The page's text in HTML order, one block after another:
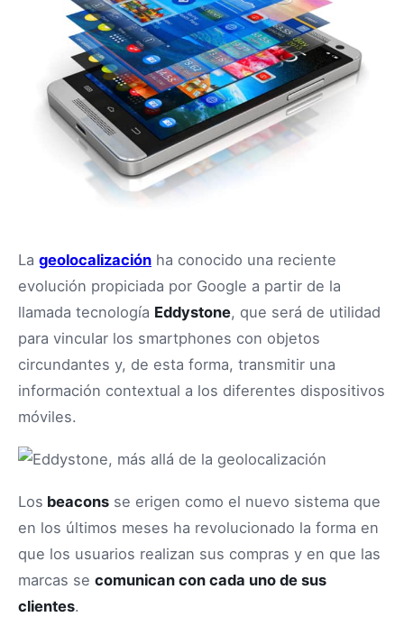
La geolocalización ha conocido una reciente
evolución propiciada por Google a partir de la
llamada tecnología Eddystone, que será de utilidad
para vincular los smartphones con objetos
circundantes y, de esta forma, transmitir una
información contextual a los diferentes dispositivos
móviles.
Los beacons se erigen como el nuevo sistema que
en los últimos meses ha revolucionado la forma en
que los usuarios realizan sus compras y en que las
marcas se comunican con cada uno de sus
clientes.